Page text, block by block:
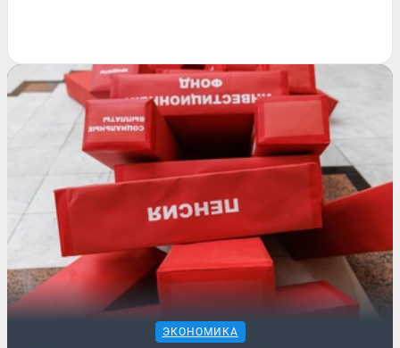
ЭКОНОМИКА